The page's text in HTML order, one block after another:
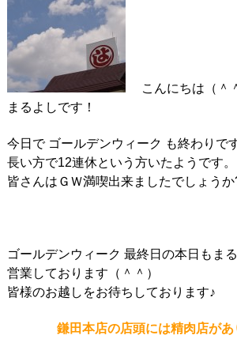
こんにちは（＾
まるよしです！
今日で ゴールデンウィーク も終わりで
長い方で12連休という方いたようです。
皆さんはＧＷ満喫出来ましたでしょうか
ゴールデンウィーク 最終日の本日もま
営業しております（＾＾）
皆様のお越しをお待ちしております♪
鎌田本店の店頭には精肉店が